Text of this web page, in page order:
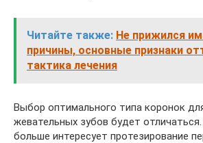
Читайте также: Не прижился
причины, основные признаки
тактика лечения
Выбор оптимального типа коронок
жевательных зубов будет
больше интересует протезирование